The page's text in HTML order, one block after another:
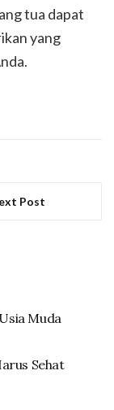
tua dapat
yang
Post
Muda
Sehat